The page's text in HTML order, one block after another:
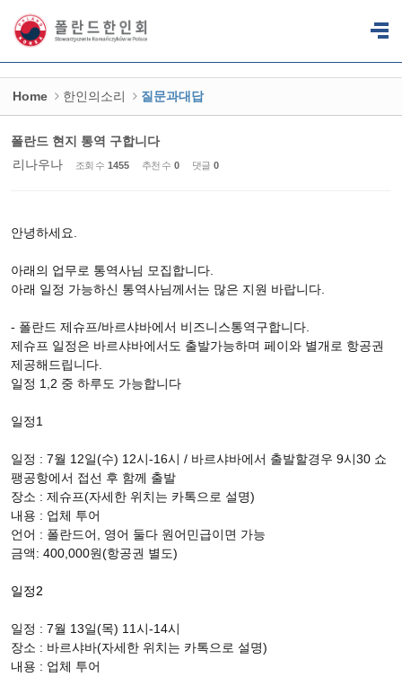
Home 한인의소리 질문과대답
폴란드 현지 통역 구합니다
리나우나
조회 수 1455 추천 수 0 댓글 0
안녕하세요.
아래의 업무로 통역사님 모집합니다.
아래 일정 가능하신 통역사님께서는 많은 지원 바랍니다.
- 폴란드 제슈프/바르샤바에서 비즈니스통역구합니다.
제슈프 일정은 바르샤바에서도 출발가능하며 페이와 별개로 항공권
제공해드립니다.
일정 1,2 중 하루도 가능합니다
일정1
일정 : 7월 12일(수) 12시-16시 / 바르샤바에서 출발할경우 9시30 쇼
팽공항에서 접선 후 함께 출발
장소 : 제슈프(자세한 위치는 카톡으로 설명)
내용 : 업체 투어
언어 : 폴란드어, 영어 둘다 원어민급이면 가능
금액: 400,000원(항공권 별도)
일정2
일정 : 7월 13일(목) 11시-14시
장소 : 바르샤바(자세한 위치는 카톡으로 설명)
내용 : 업체 투어